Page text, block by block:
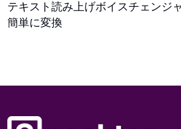
テキスト読み上げボイスチェンジ
簡単に変換